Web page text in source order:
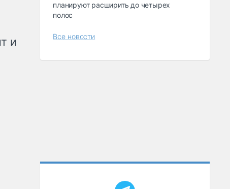
и
планируют расширить до четырех
полос
Все новости